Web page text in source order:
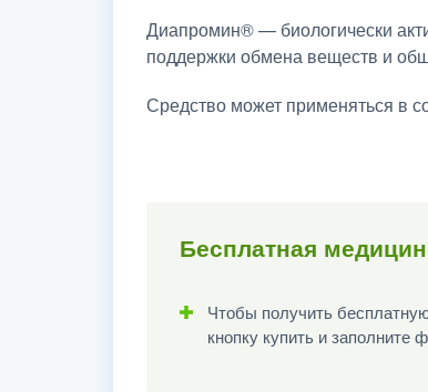
Диапромин® — биологически
поддержки обмена веществ и
Средство может применяться в
Бесплатная
Чтобы получить
кнопку купить и заполните